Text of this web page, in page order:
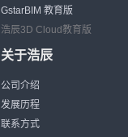
GstarBIM 教育版
浩辰3D Cloud教育版
关于浩辰
公司介绍
发展历程
联系方式